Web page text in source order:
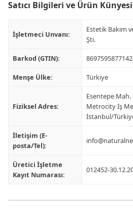
Satıcı Bilgileri ve Ürün Künyesi
İşletmeci Unvanı:
Estetik Bakım
Şti.
Barkod (GTIN): 8697595877142
Menşe Ülke: Türkiye
Fiziksel Adres:
Esentepe
Metrocity İş
İstanbul/
İletişim (E-
posta/Tel):
Üretici İşletme
Kayıt Numarası:
012452-